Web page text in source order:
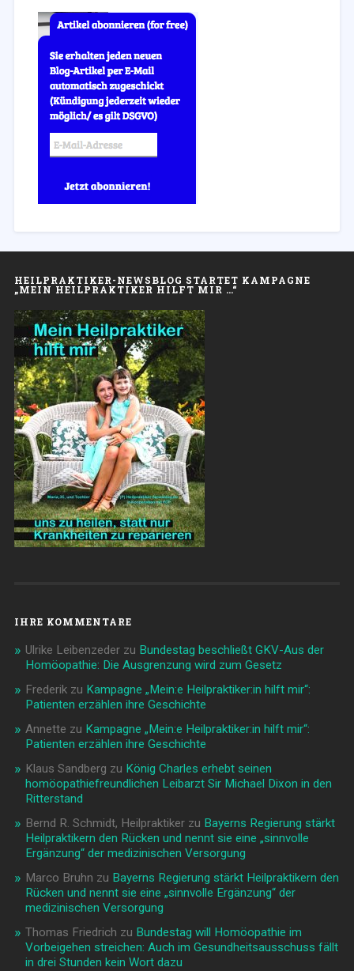
HEILPRAKTIKER-NEWSBLOG STARTET KAMPAGNE
„MEIN HEILPRAKTIKER HILFT MIR …“
IHRE KOMMENTARE
Ulrike Leibenzederzu Bundestag beschließt GKV-Aus der
Homöopathie: Die Ausgrenzung wird zum Gesetz
Frederikzu Kampagne „Mein:e Heilpraktiker:in hilft mir“:
Patienten erzählen ihre Geschichte
Annette zu Kampagne „Mein:e Heilpraktiker:in hilft mir“:
Patienten erzählen ihre Geschichte
Klaus Sandberg zu König Charles erhebt seinen
homöopathiefreundlichen Leibarzt Sir Michael Dixon in den
Ritterstand
Bernd R. Schmidt, Heilpraktikerzu Bayerns Regierung stärkt
Heilpraktikern den Rücken und nennt sie eine „sinnvolle
Ergänzung“ der medizinischen Versorgung
Marco Bruhn zu Bayerns Regierung stärkt Heilpraktikern den
Rücken und nennt sie eine „sinnvolle Ergänzung“ der
medizinischen Versorgung
Thomas Friedrich zu Bundestag will Homöopathie im
Vorbeigehen streichen: Auch im Gesundheitsausschuss fällt
in drei Stunden kein Wort dazu